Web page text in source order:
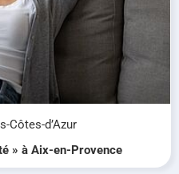
Côtes-d’Azur
» à Aix-en-Provence